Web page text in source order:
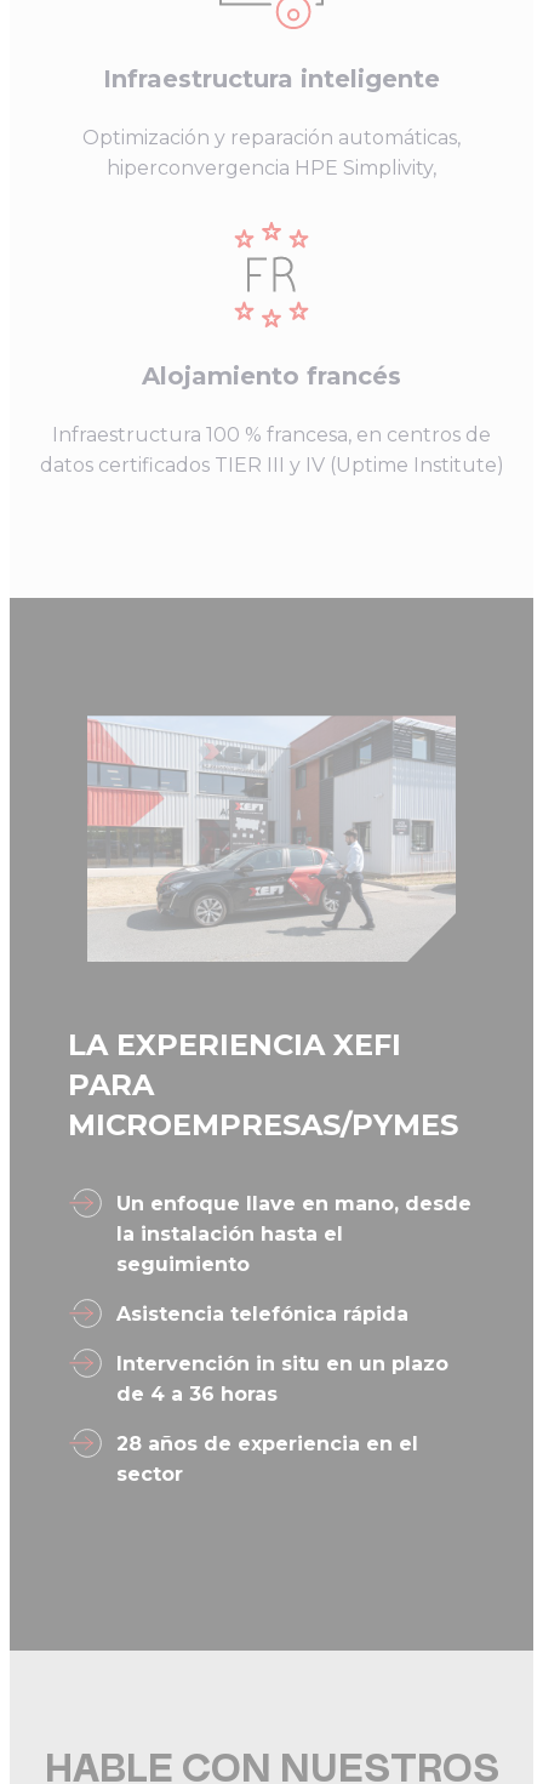
Infraestructura inteligente
Optimización y reparación automáticas,
hiperconvergencia HPE Simplivity,
Alojamiento francés
Infraestructura 100 % francesa, en centros de
datos certificados TIER III y IV (Uptime Institute)
LA EXPERIENCIA XEFI
PARA
MICROEMPRESAS/PYMES
Un enfoque llave en mano, desde
la instalación hasta el
seguimiento
Asistencia telefónica rápida
Intervención in situ en un plazo
de 4 a 36 horas
28 años de experiencia en el
sector